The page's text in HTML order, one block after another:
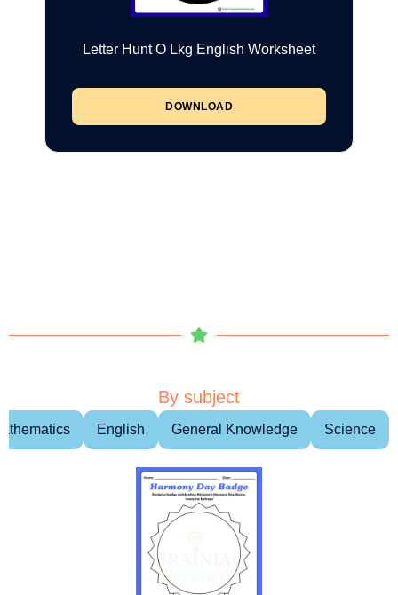
Letter Hunt O Lkg English Worksheet
DOWNLOAD
By subject
English General Knowledge Science